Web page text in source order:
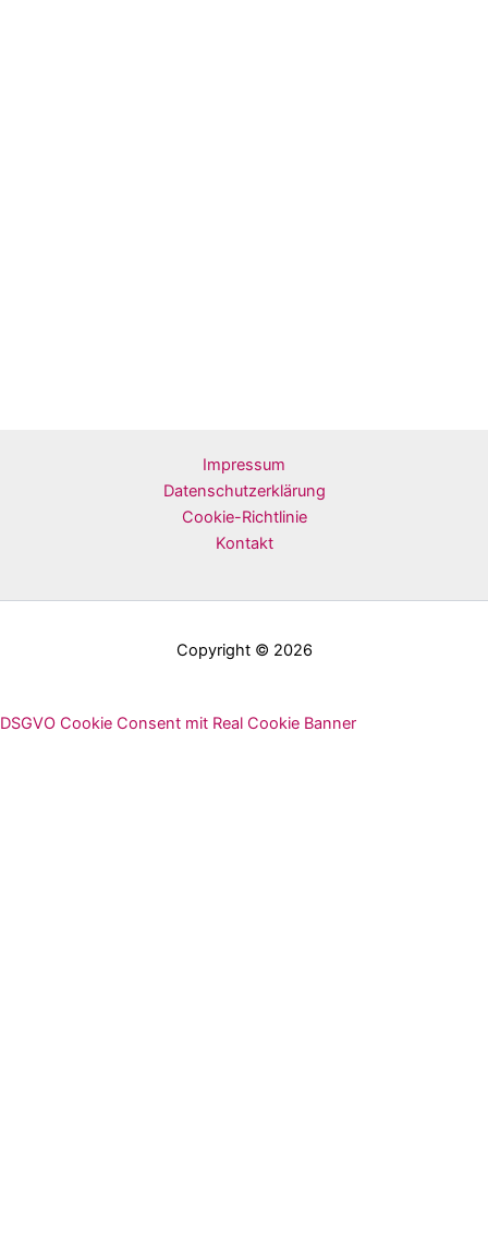
Impressum
Datenschutzerklärung
Cookie-Richtlinie
Kontakt
Copyright © 2026
DSGVO Cookie Consent mit Real Cookie Banner